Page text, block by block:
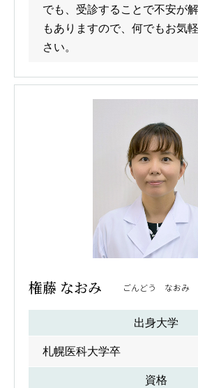
でも、受診することで不安が
もありますので、何でもお気
さい。
権藤 なおみ ごんどう なおみ
出身大学
札幌医科大学卒
資格